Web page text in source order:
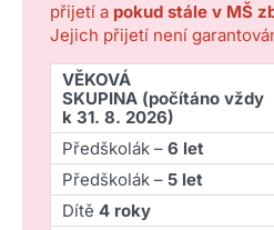
přijetí a pokud stále v MŠ
Jejich přijetí není
VĚKOVÁ
SKUPINA (počítáno vždy
k 31. 8. 2026)
Předškolák – 6 let
Předškolák – 5 let
Dítě 4 roky